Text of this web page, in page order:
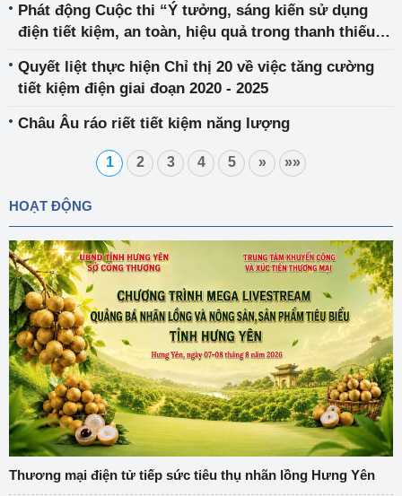
nghiệp trọng điểm"
Phát động Cuộc thi “Ý tưởng, sáng kiến sử dụng
điện tiết kiệm, an toàn, hiệu quả trong thanh thiếu
Quyết liệt thực hiện Chỉ thị 20 về việc tăng cường
tiết kiệm điện giai đoạn 2020 - 2025
Châu Âu ráo riết tiết kiệm năng lượng
1 2 3 4 5 » »»
HOẠT ĐỘNG
Thương mại điện tử tiếp sức tiêu thụ nhãn lồng Hưng Yên